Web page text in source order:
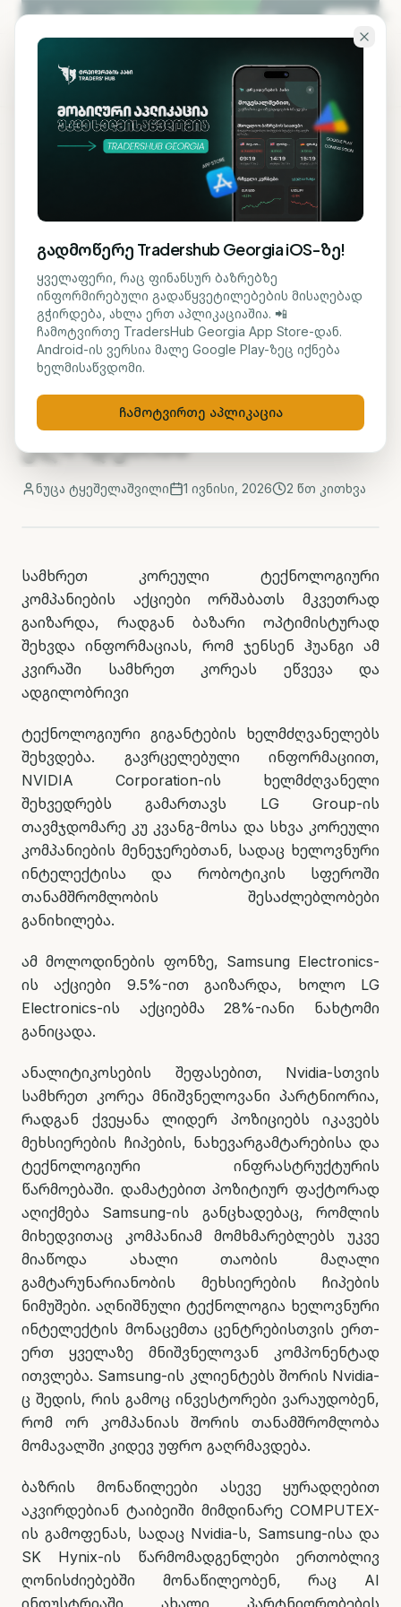
გადადი ძირითად შინაარსზე
KA EN
ᲡᲐᲤᲝᲜᲓᲝ
Samsung-ისა და LG-ის
აქციები გაიზარდა -
ინვესტორები Nvidia-სთან
შესაძლო
პარტნიორობებს
ელოდებიან
ნუცა ტყეშელაშვილი 1 ივნისი, 2026 2 წთ კითხვა
სამხრეთ კორეული ტექნოლოგიური
კომპანიების აქციები ორშაბათს მკვეთრად
გაიზარდა, რადგან ბაზარი ოპტიმისტურად
შეხვდა ინფორმაციას, რომ ჯენსენ ჰუანგი ამ
კვირაში სამხრეთ კორეას ეწვევა და
ადგილობრივი
ტექნოლოგიური გიგანტების ხელმძღვანელებს
შეხვდება. გავრცელებული ინფორმაციით,
NVIDIA Corporation-ის ხელმძღვანელი
შეხვედრებს გამართავს LG Group-ის
თავმჯდომარე კუ კვანგ-მოსა და სხვა კორეული
კომპანიების მენეჯერებთან, სადაც ხელოვნური
ინტელექტისა და რობოტიკის სფეროში
თანამშრომლობის შესაძლებლობები
განიხილება.
ამ მოლოდინების ფონზე, Samsung Electronics-
ის აქციები 9.5%-ით გაიზარდა, ხოლო LG
Electronics-ის აქციებმა 28%-იანი ნახტომი
განიცადა.
ანალიტიკოსების შეფასებით, Nvidia-სთვის
სამხრეთ კორეა მნიშვნელოვანი პარტნიორია,
რადგან ქვეყანა ლიდერ პოზიციებს იკავებს
მეხსიერების ჩიპების, ნახევარგამტარებისა და
ტექნოლოგიური ინფრასტრუქტურის
წარმოებაში. დამატებით პოზიტიურ ფაქტორად
აღიქმება Samsung-ის განცხადებაც, რომლის
მიხედვითაც კომპანიამ მომხმარებლებს უკვე
მიაწოდა ახალი თაობის მაღალი
გამტარუნარიანობის მეხსიერების ჩიპების
ნიმუშები. აღნიშნული ტექნოლოგია ხელოვნური
ინტელექტის მონაცემთა ცენტრებისთვის ერთ-
ერთ ყველაზე მნიშვნელოვან კომპონენტად
ითვლება. Samsung-ის კლიენტებს შორის Nvidia-
ც შედის, რის გამოც ინვესტორები ვარაუდობენ,
რომ ორ კომპანიას შორის თანამშრომლობა
მომავალში კიდევ უფრო გაღრმავდება.
ბაზრის მონაწილეები ასევე ყურადღებით
აკვირდებიან ტაიბეიში მიმდინარე COMPUTEX-
ის გამოფენას, სადაც Nvidia-ს, Samsung-ისა და
SK Hynix-ის წარმომადგენლები ერთობლივ
ღონისძიებებში მონაწილეობენ, რაც AI
გადმოწერე Tradershub Georgia iOS-ზე!
ყველაფერი, რაც ფინანსურ ბაზრებზე
ინფორმირებული გადაწყვეტილებების მისაღებად
გჭირდება, ახლა ერთ აპლიკაციაშია. 📲
ჩამოტვირთე TradersHub Georgia App Store-დან.
Android-ის ვერსია მალე Google Play-ზეც იქნება
ხელმისაწვდომი.
ჩამოტვირთე აპლიკაცია